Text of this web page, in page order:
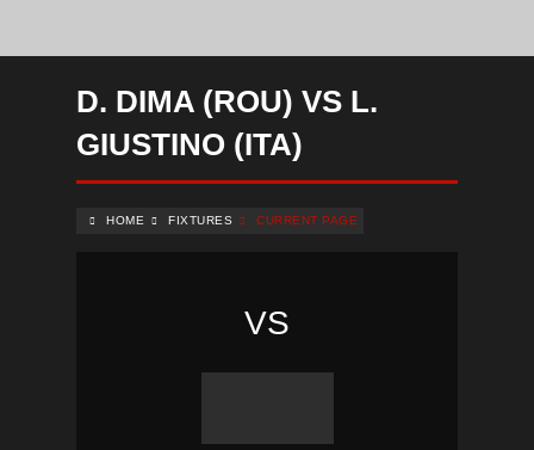
D. DIMA (ROU) VS L.
GIUSTINO (ITA)
HOME FIXTURES CURRENT PAGE
VS